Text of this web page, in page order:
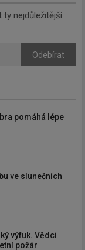
ty nejdůležitější
Odebírat
pomáhá lépe
ve slunečních
výfuk. Vědci
požár